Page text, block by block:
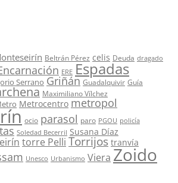
Beltrán Pérez celis Deuda dragado
ERE Espadas
Serrano Griñán Guadalquivir Guía
Maximiliano Vílchez
Metrocentro metropol
ocio parasol paro PGOU policía
Soledad Becerril Susana Díaz
torre Pelli Torrijos tranvía
Unesco Urbanismo Viera Zoido